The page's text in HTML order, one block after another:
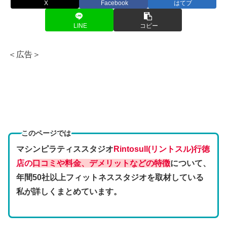
X Facebook はてブ
LINE コピー
＜広告＞
このページでは
マシンピラティススタジオ Rintosull(リントスル)行徳
店の口コミや料金、デメリットなどの特徴について、
年間50社以上フィットネススタジオを取材している
私が詳しくまとめています。